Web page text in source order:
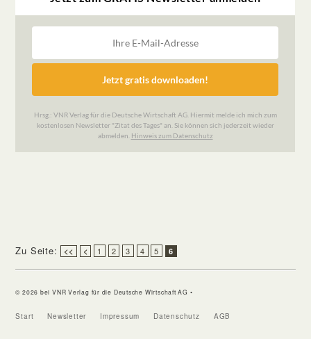
Zu Seite: << < 1 2 3 4 5 6
© 2026 bei VNR Verlag für die Deutsche Wirtschaft AG •
Start Newsletter Impressum Datenschutz AGB